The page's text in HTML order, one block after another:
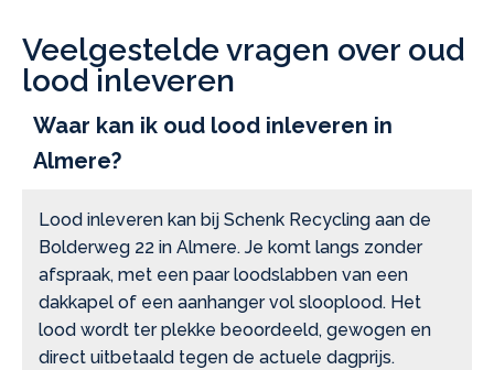
Veelgestelde vragen over oud
lood inleveren
Waar kan ik oud lood inleveren in
Almere?
Lood inleveren kan bij Schenk Recycling aan de
Bolderweg 22 in Almere. Je komt langs zonder
afspraak, met een paar loodslabben van een
dakkapel of een aanhanger vol slooplood. Het
lood wordt ter plekke beoordeeld, gewogen en
direct uitbetaald tegen de actuele dagprijs.